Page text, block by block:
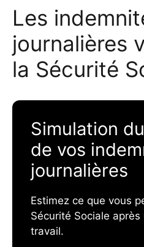
Les
journalières
la Sécurité
Simulation
de vos
journalières
Estimez ce que vous
Sécurité Sociale
travail.